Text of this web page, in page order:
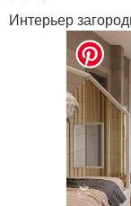
Интерьер